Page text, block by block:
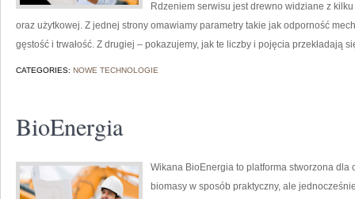
Rdzeniem serwisu jest drewno widziane z
oraz użytkowej. Z jednej strony omawiamy parametry takie jak odporność
gęstość i trwałość. Z drugiej – pokazujemy, jak te liczby i pojęcia przekładają
CATEGORIES: NOWE TECHNOLOGIE
BioEnergia
Wikana BioEnergia to platforma stworzona dla
biomasy w sposób praktyczny, ale